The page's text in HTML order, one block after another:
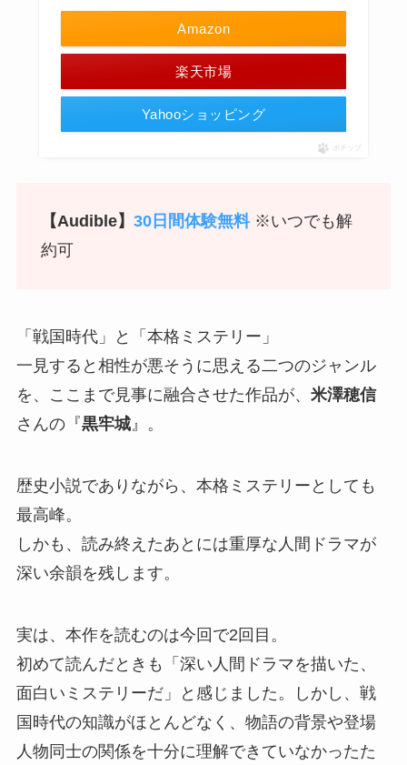
Amazon
楽天市場
Yahooショッピング
ポチップ
【Audible】 30日間体験無料 ※いつでも解
約可
「戦国時代」と「本格ミステリー」
一見すると相性が悪そうに思える二つのジャンル
を、ここまで見事に融合させた作品が、 米澤穂信
さんの『黒牢城』。
歴史小説でありながら、本格ミステリーとしても
最高峰。
しかも、読み終えたあとには重厚な人間ドラマが
深い余韻を残します。
実は、本作を読むのは今回で2回目。
初めて読んだときも「深い人間ドラマを描いた、
面白いミステリーだ」と感じました。しかし、戦
国時代の知識がほとんどなく、物語の背景や登場
人物同士の関係を十分に理解できていなかったた